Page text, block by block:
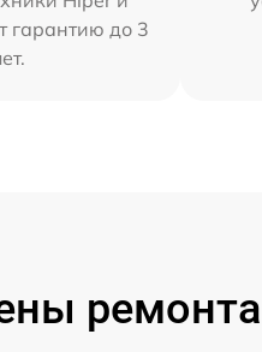
гарантию до 3
ремонта